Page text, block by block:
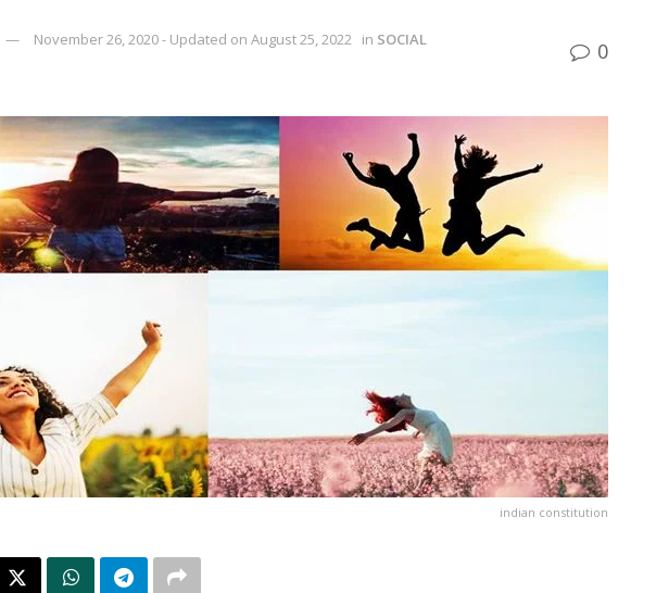
November 26, 2020 - Updated on August 25, 2022 in SOCIAL
0
indian constitution